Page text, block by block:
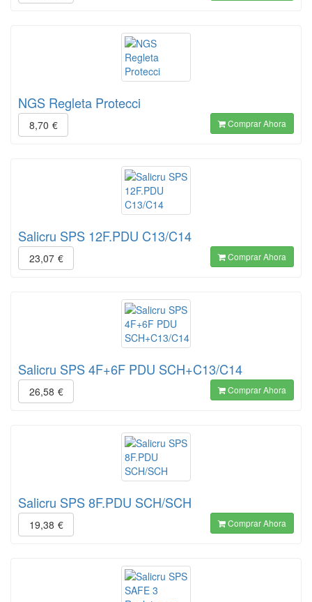
NGS Regleta Protecci
8,70 € Comprar Ahora
Salicru SPS 12F.PDU C13/C14
23,07 € Comprar Ahora
Salicru SPS 4F+6F PDU SCH+C13/C14
26,58 € Comprar Ahora
Salicru SPS 8F.PDU SCH/SCH
19,38 € Comprar Ahora